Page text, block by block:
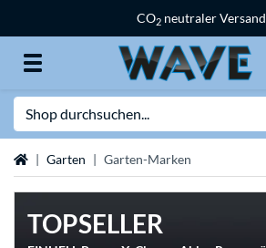
CO2 neutraler Versand
StartseiteGarten Garten-Marken
TOPSELLER